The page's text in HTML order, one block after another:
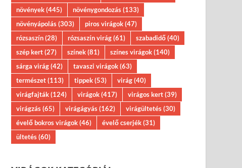
növények(445) növénygondozás(133)
növényápolás(303) piros virágok(47)
rózsaszín(28) rózsaszín virág(61) szabadidő(40)
szép kert(27) színek(81) színes virágok(140)
sárga virág(42) tavaszi virágok(63)
természet(113) tippek(53) virág(40)
virágfajták(124) virágok(417) virágos kert(39)
virágzás(65) virágágyás(162) virágültetés(30)
évelő bokros virágok(46) évelő cserjék(31)
ültetés(60)